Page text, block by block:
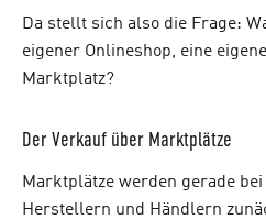
Da stellt sich also die Frage:
eigener Onlineshop, eine
Marktplatz?
Der Verkauf über Marktplätze
Marktplätze werden gerade
Herstellern und Händlern